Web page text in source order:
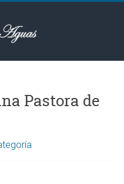
Pastora de